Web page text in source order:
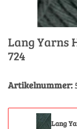
Lang Yarns
724
Artikelnummer:
Lang